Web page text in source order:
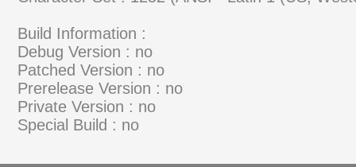
Build Information :
Debug Version : no
Patched Version : no
Prerelease Version : no
Private Version : no
Special Build : no